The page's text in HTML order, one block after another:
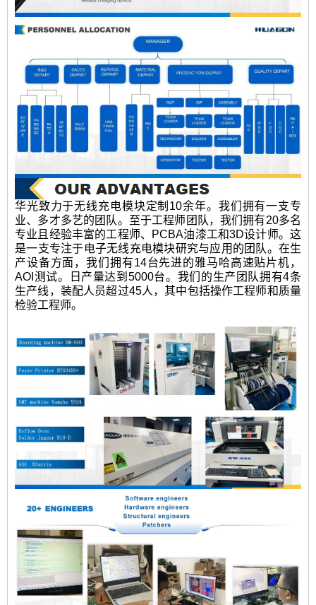
华光致力于无线充电模块定制10余年。我们拥有一支专
业、多才多艺的团队。至于工程师团队，我们拥有20多名
专业且经验丰富的工程师、PCBA油漆工和3D设计师。这
是一支专注于电子无线充电模块研究与应用的团队。在生
产设备方面，我们拥有14台先进的雅马哈高速贴片机，
AOI测试。日产量达到5000台。我们的生产团队拥有4条
生产线，装配人员超过45人，其中包括操作工程师和质量
检验工程师。